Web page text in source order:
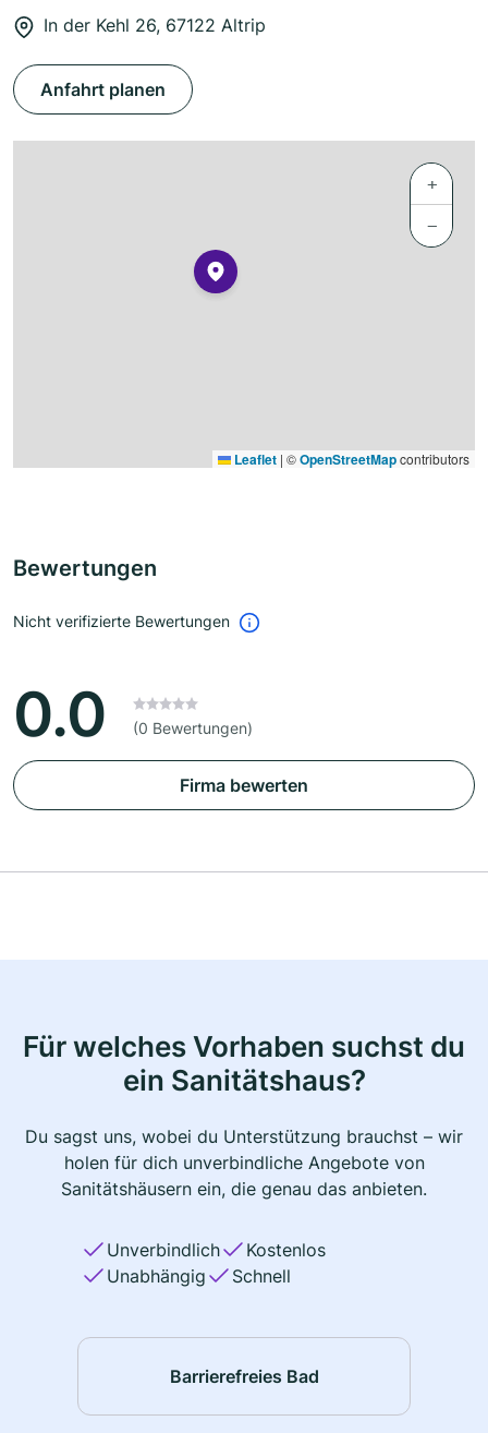
In der Kehl 26, 67122 Altrip
Anfahrt planen
+
−
Leaflet | ©OpenStreetMapcontributors
Bewertungen
Nicht verifizierte Bewertungen
0.0 (0 Bewertungen)
Firma bewerten
Für welches Vorhaben suchst du
ein Sanitätshaus?
Du sagst uns, wobei du Unterstützung brauchst – wir
holen für dich unverbindliche Angebote von
Sanitätshäusern ein, die genau das anbieten.
Unverbindlich
Kostenlos
Unabhängig
Schnell
Barrierefreies Bad